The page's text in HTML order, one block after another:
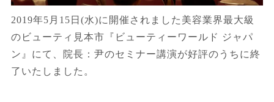
2019年5月15日(水)に開催されました美容業界最大級
のビューティ見本市『ビューティーワールド ジャパ
ン』にて、院長：尹のセミナー講演が好評のうちに終
了いたしました。